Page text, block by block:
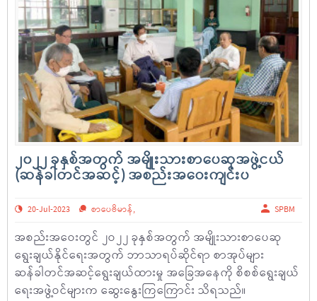
၂၀၂၂ ခုနှစ်အတွက် အမျိုးသားစာပေဆုအဖွဲ့ငယ်
(ဆန်ခါတင်အဆင့်) အစည်းအဝေးကျင်းပ
20-Jul-2023 စာပေဗိမာန်, SPBM
အစည်းအဝေးတွင် ၂ဝ၂၂ ခုနှစ်အတွက် အမျိုးသားစာပေဆု
ရွေးချယ်နိုင်ရေးအတွက် ဘာသာရပ်ဆိုင်ရာ စာအုပ်များ
ဆန်ခါတင်အဆင့်ရွေးချယ်ထားမှု အခြေအနေကို စိစစ်ရွေးချယ်
ရေးအဖွဲ့ဝင်များက ဆွေးနွေးကြကြောင်း သိရသည်။